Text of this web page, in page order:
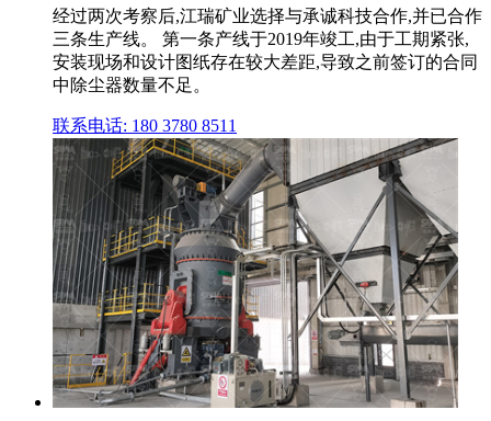
经过两次考察后,江瑞矿业选择与承诚科技合作,并已合作
三条生产线。 第一条产线于2019年竣工,由于工期紧张,
安装现场和设计图纸存在较大差距,导致之前签订的合同
中除尘器数量不足。
联系电话: 180 3780 8511